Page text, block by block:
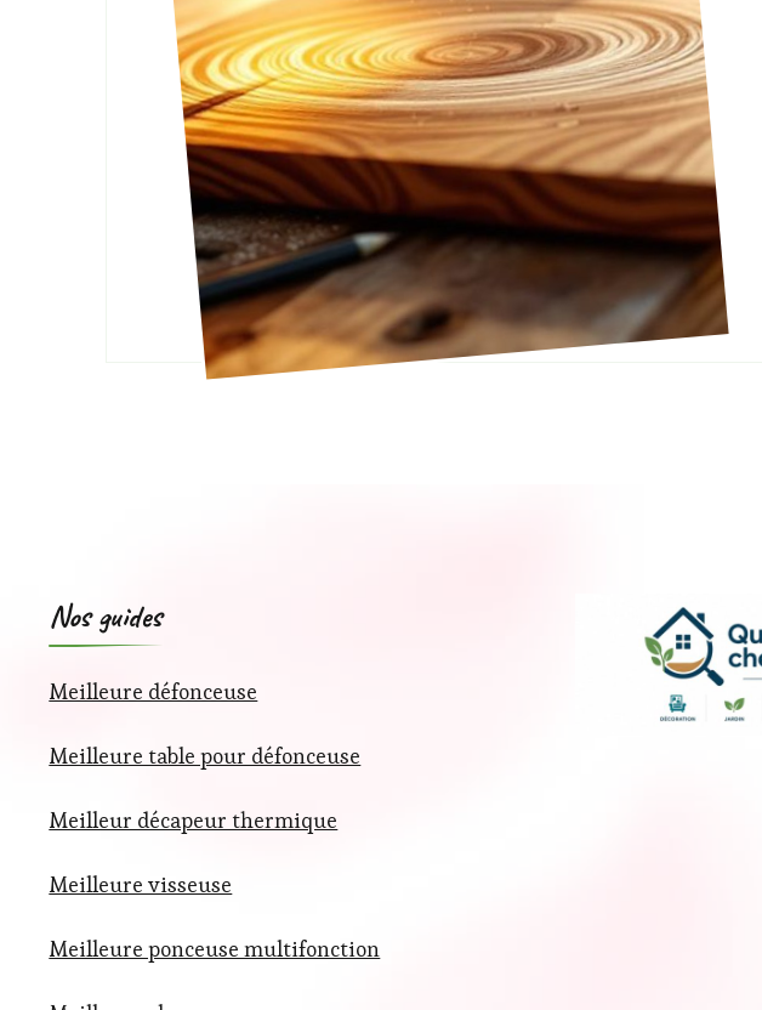
Nos guides
Meilleure défonceuse
Meilleure table pour défonceuse
Meilleur décapeur thermique
Meilleure visseuse
Meilleure ponceuse multifonction